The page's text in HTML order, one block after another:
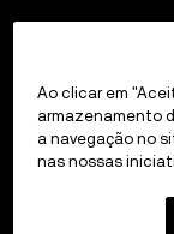
Ao clicar em
armazenamento
a navegação no
nas nossas